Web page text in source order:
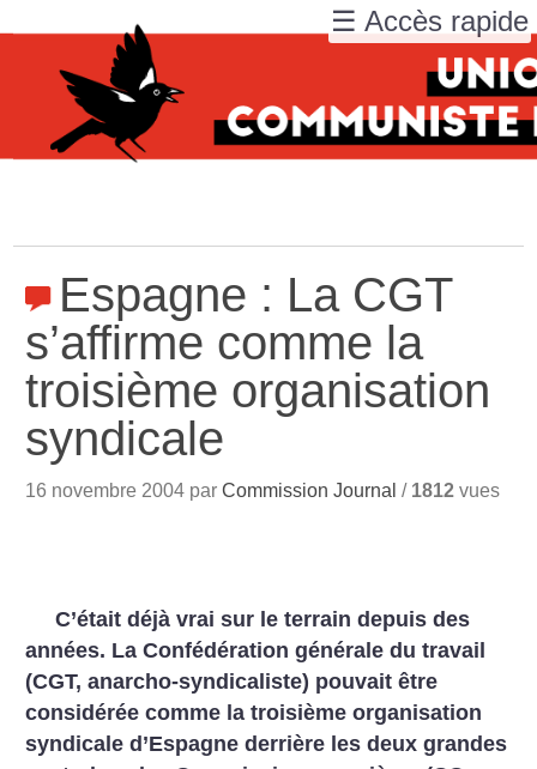
Espagne : La CGT
s’affirme comme la
troisième organisation
syndicale
16 novembre 2004 parCommission Journal / 1812 vues
C’était déjà vrai sur le terrain depuis des
années. La Confédération générale du travail
(CGT, anarcho-syndicaliste) pouvait être
considérée comme la troisième organisation
syndicale d’Espagne derrière les deux grandes
☰ Accès rapide